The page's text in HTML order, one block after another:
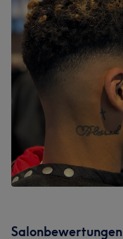
Salonbewertungen